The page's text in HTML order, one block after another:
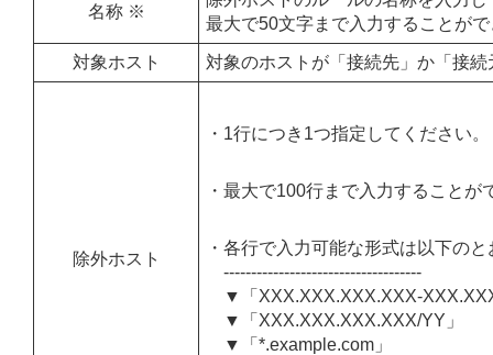
名称 ※
最大で50文字まで入力することが
対象ホスト 対象のホストが「接続先」か「接
除外ホスト
・1行につき1つ指定してください。
・最大で100行まで入力することが
・各行で入力可能な形式は以下の
------------------------------------
▼「XXX.XXX.XXX.XXX-
▼「XXX.XXX.XXX.XXX/YY」
▼「*.example.com」